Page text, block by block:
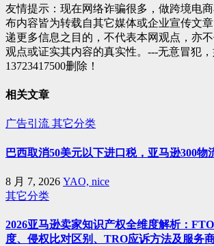
友情提示：现在网络诈骗很多，做跨境电
布内容皆为转载自其它媒体或企业宣传文
递更多信息之目的，不代表本网观点，亦
观点或证实其内容的真实性。---无意冒犯
13723417500删除！
相关文章
广告引流 其它分类
巴西取消50美元以下进口税，亚马逊300物
8 月 7, 2026 YAO, nice
其它分类
2026亚马逊卖家知识产权全维度解析：
度、侵权比对区别、TRO应诉方法及服务